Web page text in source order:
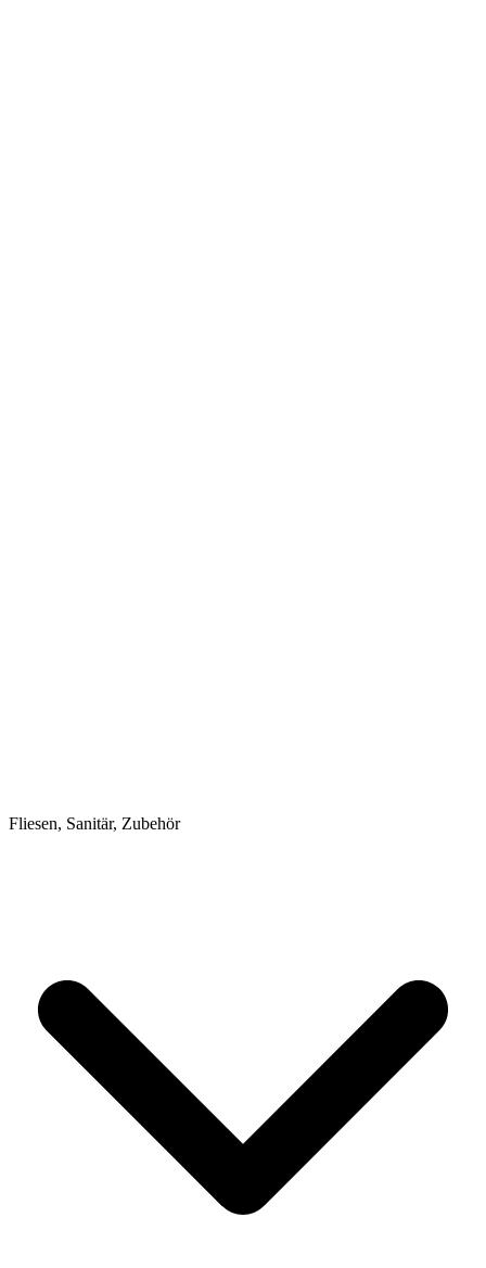
Fliesen, Sanitär, Zubehör